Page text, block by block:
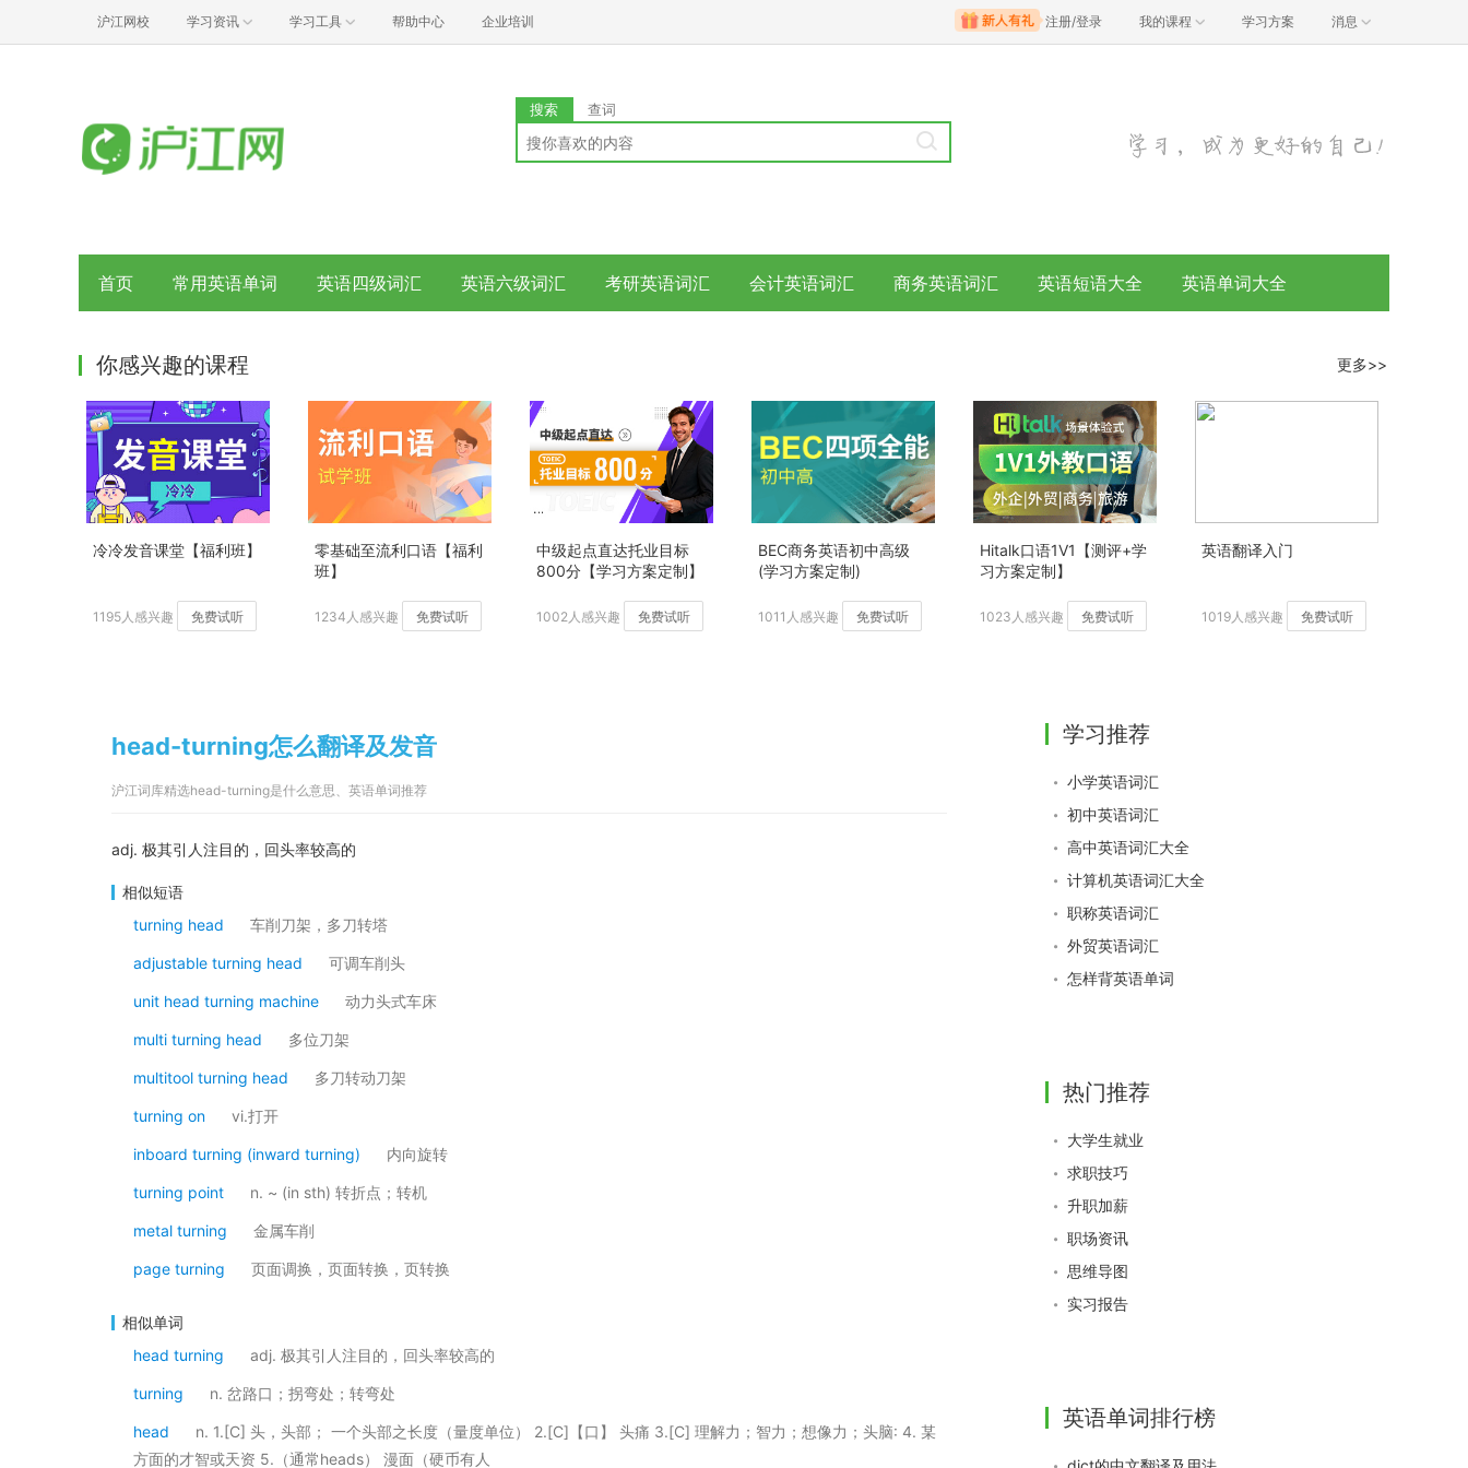
沪江网校 学习资讯 学习工具 帮助中心 企业培训 注册/登录 我的课程 学习方案 消息
搜索 查词
首页 常用英语单词 英语四级词汇 英语六级词汇 考研英语词汇 会计英语词汇 商务英语词汇 英语短语大全 英语单词大全
你感兴趣的课程 更多>>
冷冷发音课堂【福利班】
1195人感兴趣 免费试听
零基础至流利口语【福利
班】
1234人感兴趣 免费试听
中级起点直达托业目标
800分【学习方案定制】
1002人感兴趣 免费试听
BEC商务英语初中高级
(学习方案定制)
1011人感兴趣 免费试听
Hitalk口语1V1【测评+学
习方案定制】
1023人感兴趣 免费试听
英语翻译入门
1019人感兴趣 免费试听
head-turning怎么翻译及发音
沪江词库精选head-turning是什么意思、英语单词推荐
adj. 极其引人注目的，回头率较高的
相似短语
turning head
车削刀架，多刀转塔
adjustable turning head 可调车削头
unit head turning machine 动力头式车床
multi turning head 多位刀架
multitool turning head 多刀转动刀架
turning on vi.打开
inboard turning (inward turning) 内向旋转
turning point n. ~ (in sth) 转折点；转机
metal turning 金属车削
page turning 页面调换，页面转换，页转换
相似单词
head turning
adj. 极其引人注目的，回头率较高的
turning n. 岔路口；拐弯处；转弯处
head
n. 1.[C] 头，头部； 一个头部之长度（量度单位） 2.[C]【口】 头痛 3.[C] 理解力；智力；想像力；头脑: 4. 某
方面的才智或天资 5.（通常heads） 漫面（硬币有人
学习推荐
小学英语词汇
初中英语词汇
高中英语词汇大全
计算机英语词汇大全
职称英语词汇
外贸英语词汇
怎样背英语单词
热门推荐
大学生就业
求职技巧
升职加薪
职场资讯
思维导图
实习报告
英语单词排行榜